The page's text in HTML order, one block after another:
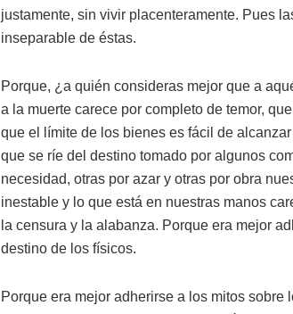
justamente, sin vivir placenteramente. Pues
inseparable de éstas.
Porque, ¿a quién consideras mejor que a
a la muerte carece por completo de temor,
que el límite de los bienes es fácil de
que se ríe del destino tomado por algunos
necesidad, otras por azar y otras por obra
inestable y lo que está en nuestras manos
la censura y la alabanza. Porque era mejor
destino de los físicos.
Porque era mejor adherirse a los mitos